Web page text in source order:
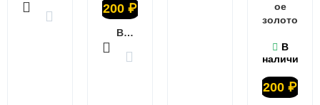
200 ₽
В КОРЗИНУ
ое
золото
В
наличии
200 ₽